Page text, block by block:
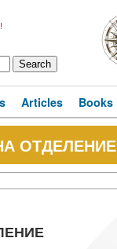
Articles Books
ОТДЕЛЕНИЕ